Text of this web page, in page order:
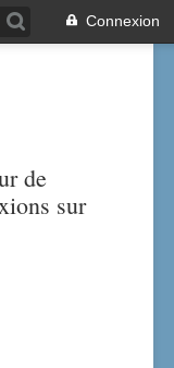
Connexion
de
sur